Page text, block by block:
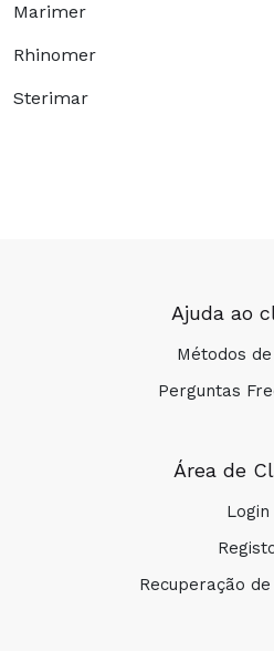
Marimer
Rhinomer
Sterimar
Ajuda ao
Métodos
Perguntas
Área de
Login
Recuperação